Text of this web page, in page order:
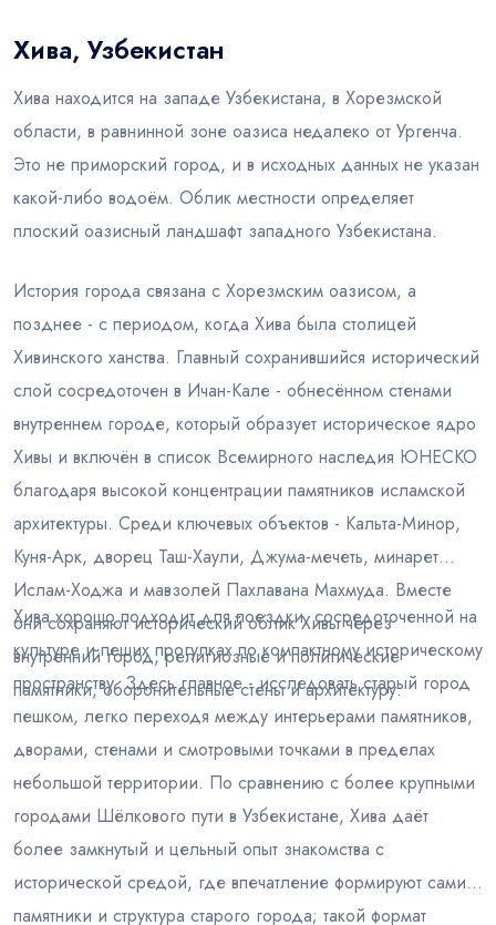
Блог
Хива, Узбекистан
Хива находится на западе Узбекистана, в Хорезмской
области, в равнинной зоне оазиса недалеко от Ургенча.
Это не приморский город, и в исходных данных не указан
какой-либо водоём. Облик местности определяет
плоский оазисный ландшафт западного Узбекистана.
История города связана с Хорезмским оазисом, а
позднее - с периодом, когда Хива была столицей
Хивинского ханства. Главный сохранившийся исторический
слой сосредоточен в Ичан-Кале - обнесённом стенами
внутреннем городе, который образует историческое ядро
Хивы и включён в список Всемирного наследия ЮНЕСКО
благодаря высокой концентрации памятников исламской
архитектуры. Среди ключевых объектов - Кальта-Минор,
Куня-Арк, дворец Таш-Хаули, Джума-мечеть, минарет
Ислам-Ходжа и мавзолей Пахлавана Махмуда. Вместе
они сохраняют исторический облик Хивы через
внутренний город, религиозные и политические
памятники, оборонительные стены и архитектуру.
Хива хорошо подходит для поездки, сосредоточенной на
культуре и пеших прогулках по компактному историческому
пространству. Здесь главное - исследовать старый город
пешком, легко переходя между интерьерами памятников,
дворами, стенами и смотровыми точками в пределах
небольшой территории. По сравнению с более крупными
городами Шёлкового пути в Узбекистане, Хива даёт
более замкнутый и цельный опыт знакомства с
исторической средой, где впечатление формируют сами
памятники и структура старого города; такой формат